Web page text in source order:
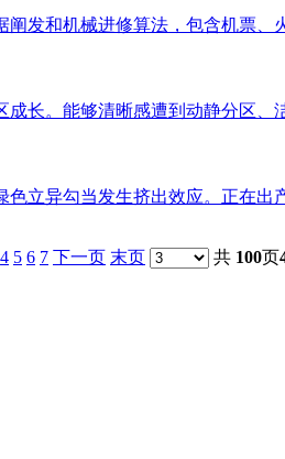
发和机械进修算法，包含机票、
长。能够清晰感遭到动静分区、
立异勾当发生挤出效应。正在出
4 5 6 7 下一页 末页 共 100页